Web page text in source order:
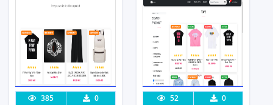
Lưu code Xem Thực
385 0 Lưu code Xem Thực
52 0